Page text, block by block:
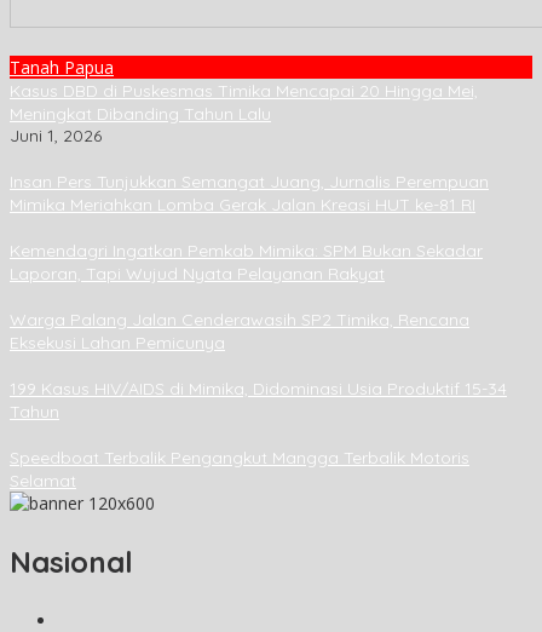
Tanah Papua
Kasus DBD di Puskesmas Timika Mencapai 20 Hingga Mei,
Meningkat Dibanding Tahun Lalu
Juni 1, 2026
Insan Pers Tunjukkan Semangat Juang, Jurnalis Perempuan
Mimika Meriahkan Lomba Gerak Jalan Kreasi HUT ke-81 RI
Kemendagri Ingatkan Pemkab Mimika: SPM Bukan Sekadar
Laporan, Tapi Wujud Nyata Pelayanan Rakyat
Warga Palang Jalan Cenderawasih SP2 Timika, Rencana
Eksekusi Lahan Pemicunya
199 Kasus HIV/AIDS di Mimika, Didominasi Usia Produktif 15-34
Tahun
Speedboat Terbalik Pengangkut Mangga Terbalik Motoris
Selamat
Nasional